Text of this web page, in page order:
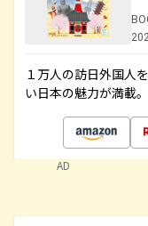
１万人の訪日外国人
い日本の魅力が満載
AD